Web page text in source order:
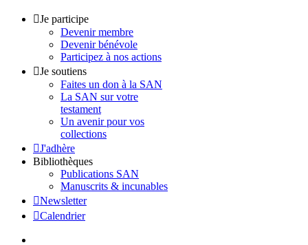
Je participe
Devenir membre
Devenir bénévole
Participez à nos actions
Je soutiens
Faites un don à la SAN
La SAN sur votre
testament
Un avenir pour vos
collections
J'adhère
Bibliothèques
Publications SAN
Manuscrits & incunables
Newsletter
Calendrier